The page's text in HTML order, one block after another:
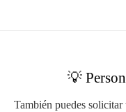
💡
También puedes